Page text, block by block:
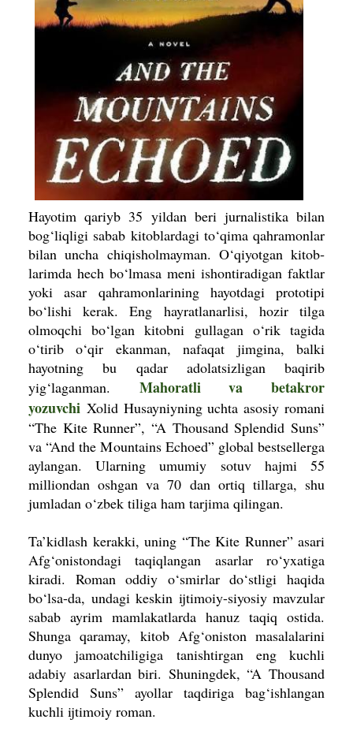
Hayotim qariyb 35 yildan beri jurna­listika bilan
bog‘liqligi sabab kitoblar­dagi to‘qima qahramonlar
bilan uncha chiqisholmayman. O‘qiyotgan kitob­
larimda hech bo‘lmasa meni ishonti­radigan faktlar
yoki asar qahramon­larining hayotdagi prototipi
bo‘lishi kerak. Eng hayratlanarlisi, hozir tilga
olmoqchi bo‘lgan kitobni gullagan o‘rik tagida
o‘tirib o‘qir ekanman, nafaqat jimgina, balki
hayotning bu qadar ado­latsizligan baqirib
yig‘laganman. Mahoratli va betakror
yozuvchi Xolid Husayniyning uchta asosiy romani
“The Kite Runner”, “A Thousand Splendid Suns”
va “And the Mountains Echoed” global bestsellerga
aylangan. Ularning umumiy sotuv hajmi 55
milliondan oshgan va 70 dan ortiq tillarga, shu
jumladan o‘zbek tiliga ham tarjima qilingan.
Ta’kidlash kerakki, uning “The Kite Runner” asari
Afg‘onistondagi taqiqlangan asarlar ro‘yxatiga
kiradi. Roman oddiy o‘smirlar do‘stligi haqida
bo‘lsa-da, undagi keskin ijtimoiy-siyosiy mavzular
sabab ayrim mamlakatlarda hanuz taqiq ostida.
Shunga qaramay, kitob Afg‘oniston masalalarini
dunyo jamoatchiligiga tanishtirgan eng kuchli
adabiy asarlardan biri. Shuningdek, “A Thousand
Splendid Suns” ayollar taqdiriga bag‘ishlangan
kuchli ijtimoiy roman.